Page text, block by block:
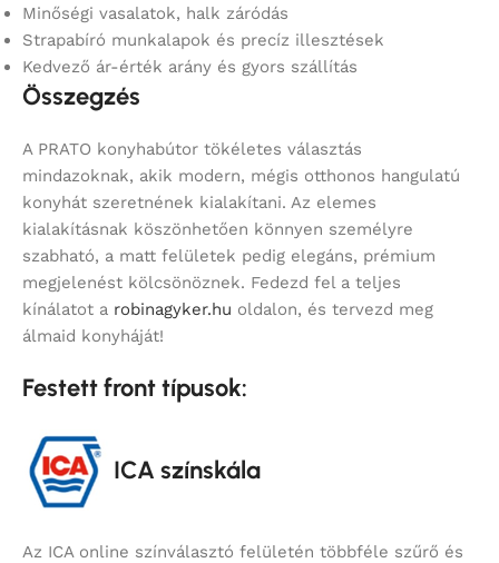
Minőségi vasalatok, halk záródás
Strapabíró munkalapok és precíz illesztések
Kedvező ár-érték arány és gyors szállítás
Összegzés
A PRATO konyhabútor tökéletes választás
mindazoknak, akik modern, mégis otthonos hangulatú
konyhát szeretnének kialakítani. Az elemes
kialakításnak köszönhetően könnyen személyre
szabható, a matt felületek pedig elegáns, prémium
megjelenést kölcsönöznek. Fedezd fel a teljes
kínálatot a robinagyker.hu oldalon, és tervezd meg
álmaid konyháját!
Festett front típusok:
ICA színskála
Az ICA online színválasztó felületén többféle szűrő és